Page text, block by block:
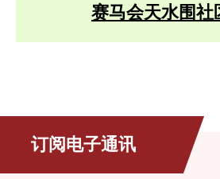
赛马会天水围社
订阅电子通讯